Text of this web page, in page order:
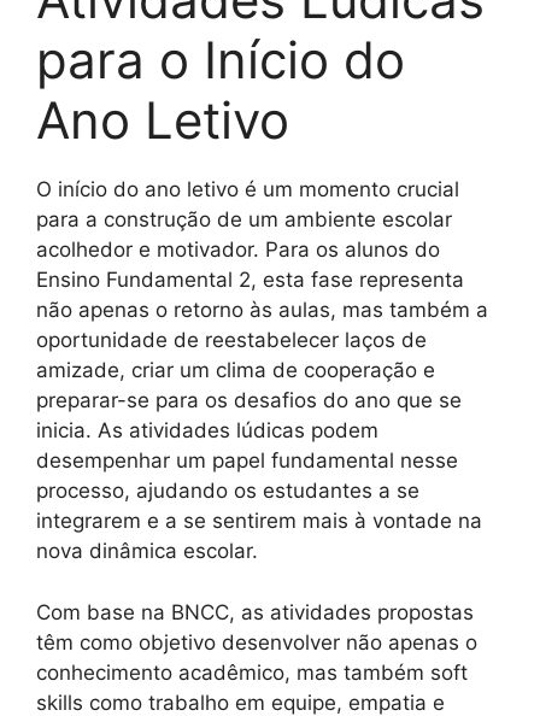
para o Início do
Ano Letivo
O início do ano letivo é um momento crucial
para a construção de um ambiente escolar
acolhedor e motivador. Para os alunos do
Ensino Fundamental 2, esta fase representa
não apenas o retorno às aulas, mas também a
oportunidade de reestabelecer laços de
amizade, criar um clima de cooperação e
preparar-se para os desafios do ano que se
inicia. As atividades lúdicas podem
desempenhar um papel fundamental nesse
processo, ajudando os estudantes a se
integrarem e a se sentirem mais à vontade na
nova dinâmica escolar.
Com base na BNCC, as atividades propostas
têm como objetivo desenvolver não apenas o
conhecimento acadêmico, mas também soft
skills como trabalho em equipe, empatia e